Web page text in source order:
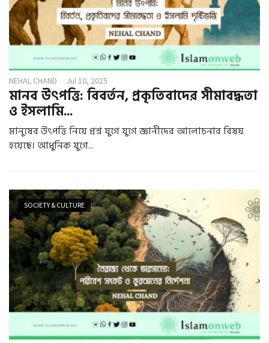
NEHAL CHAND Jul 10, 2025
মানব উৎপত্তি: বিবর্তন, প্রকৃতিবাদের সীমাবদ্ধতা
ও ইসলামি...
মানুষের উৎপত্তি নিয়ে প্রশ্ন যুগে যুগে জ্ঞানীদের আলোচনার বিষয়
হয়েছে। আধুনিক যুগে...
SOCIETY & CULTURE